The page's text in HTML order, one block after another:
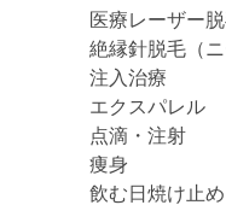
医療レーザー
絶縁針脱毛（ニ
注入治療
エクスパレル
点滴・注射
痩身
飲む日焼け止